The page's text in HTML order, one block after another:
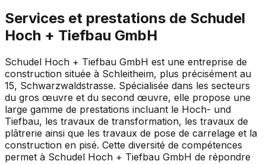
Services et prestations de Schudel
Hoch + Tiefbau GmbH
Schudel Hoch + Tiefbau GmbH est une entreprise de
construction située à Schleitheim, plus précisément au
15, Schwarzwaldstrasse. Spécialisée dans les secteurs
du gros œuvre et du second œuvre, elle propose une
large gamme de prestations incluant le Hoch- und
Tiefbau, les travaux de transformation, les travaux de
plâtrerie ainsi que les travaux de pose de carrelage et la
construction en pisé. Cette diversité de compétences
permet à Schudel Hoch + Tiefbau GmbH de répondre